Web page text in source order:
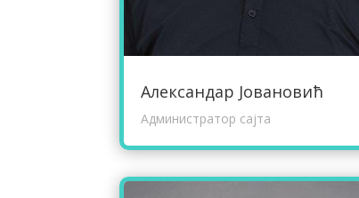
Александар Јовановић
Администратор сајта